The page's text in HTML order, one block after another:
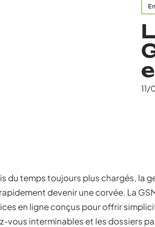
du temps toujours plus chargés, la
devenir une corvée. La
en ligne conçus pour offrir
vous interminables et les dossiers